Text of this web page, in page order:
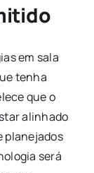
em sala
tenha
que o
alinhado
planejados
será